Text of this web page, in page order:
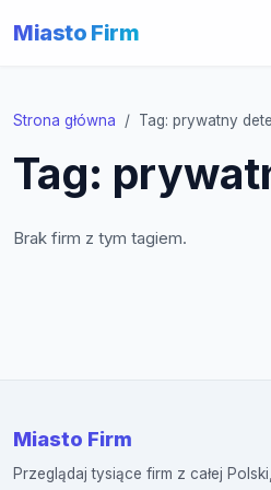
Miasto Firm
Strona główna Tag: prywatny
Tag:
Brak firm z tym tagiem.
Miasto Firm
Przeglądaj tysiące firm z całej